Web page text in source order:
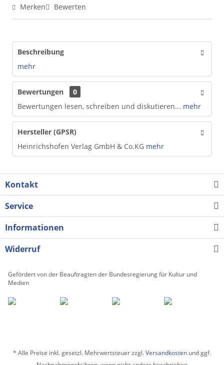
Merken Bewerten
Beschreibung
mehr
Bewertungen
0
Bewertungen lesen, schreiben und diskutieren... mehr
Hersteller (GPSR)
Heinrichshofen Verlag GmbH & Co.KG mehr
Kontakt
Service
Informationen
Widerruf
Gefördert von der Beauftragten der Bundesregierung für Kultur und
Medien
* Alle Preise inkl. gesetzl. Mehrwertsteuer zzgl.Versandkosten und ggf.